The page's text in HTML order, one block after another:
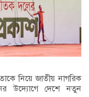
নিয়ে জাতীয় নাগরিক
উদ্যোগে দেশে নতুন